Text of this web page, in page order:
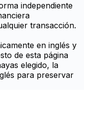
independiente
transacción.
en inglés y
de esta página
elegido, la
para preservar